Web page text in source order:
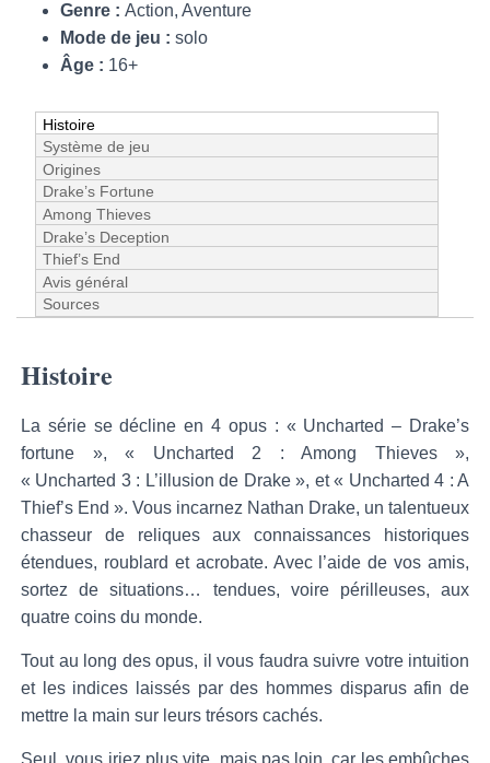
Genre : Action, Aventure
Mode de jeu : solo
Âge : 16+
Histoire
Système de jeu
Origines
Drake’s Fortune
Among Thieves
Drake’s Deception
Thief’s End
Avis général
Sources
Histoire
La série se décline en 4 opus : « Uncharted – Drake’s
fortune », « Uncharted 2 : Among Thieves »,
« Uncharted 3 : L’illusion de Drake », et « Uncharted 4 : A
Thief’s End ». Vous incarnez Nathan Drake, un talentueux
chasseur de reliques aux connaissances historiques
étendues, roublard et acrobate. Avec l’aide de vos amis,
sortez de situations… tendues, voire périlleuses, aux
quatre coins du monde.
Tout au long des opus, il vous faudra suivre votre intuition
et les indices laissés par des hommes disparus afin de
mettre la main sur leurs trésors cachés.
Seul, vous iriez plus vite, mais pas loin, car les embûches